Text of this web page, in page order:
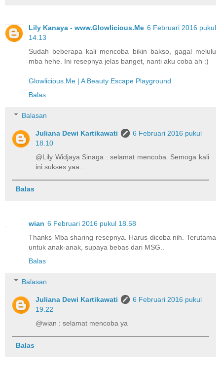
Lily Kanaya - www.Glowlicious.Me 6 Februari 2016 pukul
14.13
Sudah beberapa kali mencoba bikin bakso, gagal melulu
mba hehe. Ini resepnya jelas banget, nanti aku coba ah :)
Glowlicious.Me | A Beauty Escape Playground
Balas
Balasan
Juliana Dewi Kartikawati
6 Februari 2016 pukul
18.10
@Lily Widjaya Sinaga : selamat mencoba. Semoga kali
ini sukses yaa...
Balas
wian 6 Februari 2016 pukul 18.58
Thanks Mba sharing resepnya. Harus dicoba nih. Terutama
untuk anak-anak, supaya bebas dari MSG..
Balas
Balasan
Juliana Dewi Kartikawati
6 Februari 2016 pukul
19.22
@wian : selamat mencoba ya
Balas